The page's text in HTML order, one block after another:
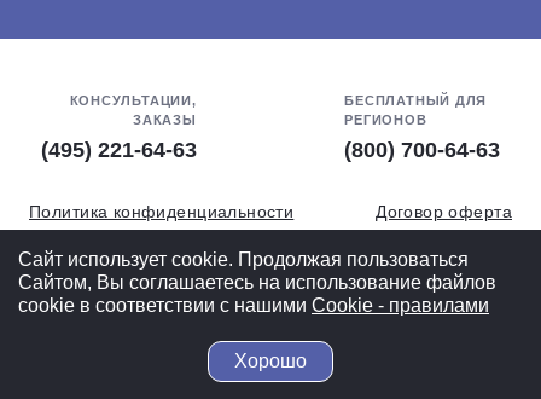
КОНСУЛЬТАЦИИ,
ЗАКАЗЫ
(495) 221-64-63
БЕСПЛАТНЫЙ ДЛЯ
РЕГИОНОВ
(800) 700-64-63
Политика конфиденциальности
Договор оферта
Обработка персональных данных
СОУТ
Полная версия
© 2004-2026 ВелоСклад.ру - более 20 лет радуем Вас!
Сайт использует cookie. Продолжая пользоваться
Сайтом, Вы соглашаетесь на использование файлов
cookie в соответствии с нашими Cookiе - правилами
Хорошо